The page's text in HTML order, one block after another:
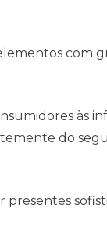
com
às
do
presentes